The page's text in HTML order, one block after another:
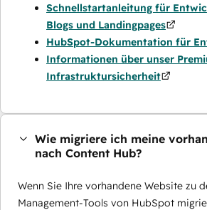
Schnellstartanleitung für
Blogs und Landingpages
HubSpot-Dokumentation für
Informationen über unser
Infrastruktursicherheit
Wie migriere ich meine
nach Content Hub?
Wenn Sie Ihre vorhandene Website zu
Management-Tools von HubSpot